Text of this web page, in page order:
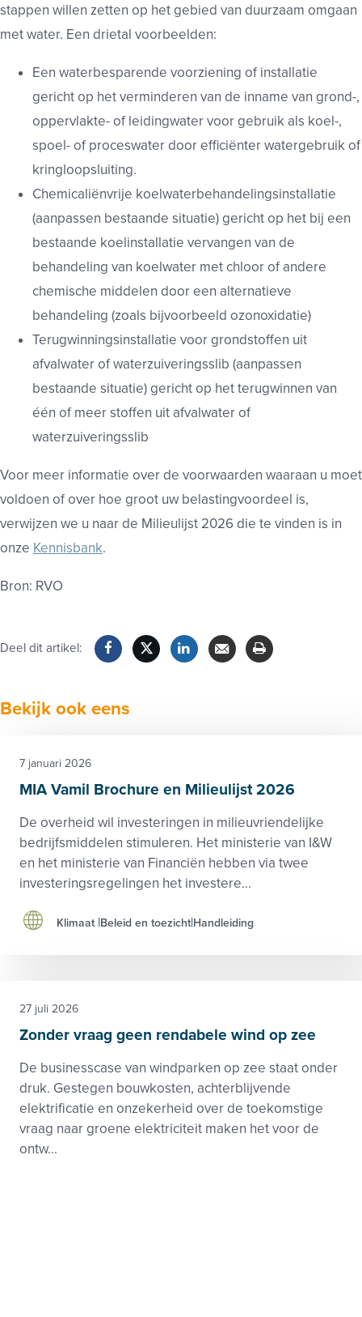
stappen willen zetten op het gebied van duurzaam omgaan
met water. Een drietal voorbeelden:
Een waterbesparende voorziening of installatie
gericht op het verminderen van de inname van grond-,
oppervlakte- of leidingwater voor gebruik als koel-,
spoel- of proceswater door efficiënter watergebruik of
kringloopsluiting.
Chemicaliënvrije koelwaterbehandelingsinstallatie
(aanpassen bestaande situatie) gericht op het bij een
bestaande koelinstallatie vervangen van de
behandeling van koelwater met chloor of andere
chemische middelen door een alternatieve
behandeling (zoals bijvoorbeeld ozonoxidatie)
Terugwinningsinstallatie voor grondstoffen uit
afvalwater of waterzuiveringsslib (aanpassen
bestaande situatie) gericht op het terugwinnen van
één of meer stoffen uit afvalwater of
waterzuiveringsslib
Voor meer informatie over de voorwaarden waaraan u moet
voldoen of over hoe groot uw belastingvoordeel is,
verwijzen we u naar de Milieulijst 2026 die te vinden is in
onze Kennisbank.
Bron: RVO
Deel dit artikel:
Bekijk ook eens
MIA Vamil Brochure en Milieulijst 2026
De overheid wil investeringen in milieuvriendelijke
bedrijfsmiddelen stimuleren. Het ministerie van I&W
en het ministerie van Financiën hebben via twee
investeringsregelingen het investere...
7 januari 2026
Klimaat Beleid en toezicht Handleiding
Zonder vraag geen rendabele wind op zee
De businesscase van windparken op zee staat onder
druk. Gestegen bouwkosten, achterblijvende
elektrificatie en onzekerheid over de toekomstige
vraag naar groene elektriciteit maken het voor de
ontw...
27 juli 2026